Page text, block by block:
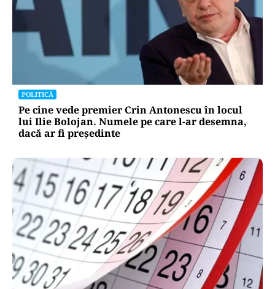
POLITICĂ
Pe cine vede premier Crin Antonescu în locul
lui Ilie Bolojan. Numele pe care l-ar desemna,
dacă ar fi președinte